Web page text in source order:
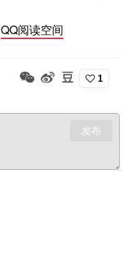
QQ阅读空间
1
发布